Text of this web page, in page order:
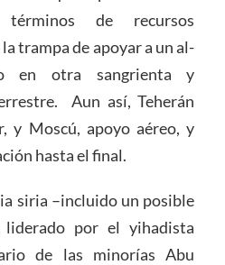
términos de recursos
trampa de apoyar a un al-
en otra sangrienta y
Aun así, Teherán
y Moscú, apoyo aéreo, y
hasta el final.
siria –incluido un posible
por el yihadista
de las minorías Abu